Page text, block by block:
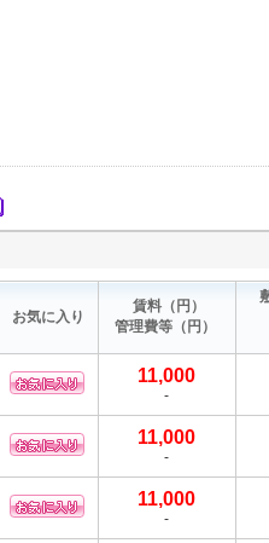
お気に入り
賃料（円）
管理費等（円）
11,000
-
11,000
-
11,000
-